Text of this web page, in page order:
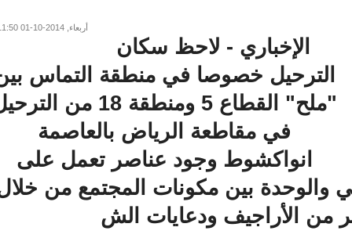
أربعاء, 2014-10-01 11:50
الإخباري - لاحظ سكان
الترحيل خصوصا في منطقة التماس بين
"ملح" القطاع 5 ومنطقة 18 من الترحيل
في مقاطعة الرياض بالعاصمة
انواكشوط وجود عناصر تعمل على
بين مكونات المجتمع من خلال
الأراجيف ودعايات الش